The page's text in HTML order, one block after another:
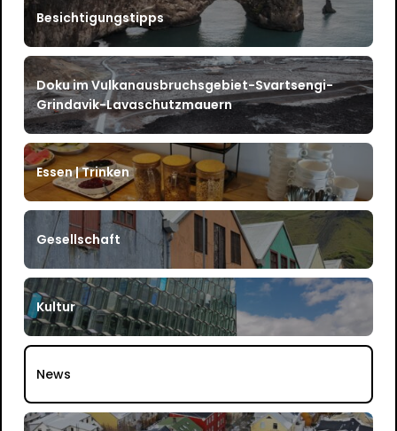
Besichtigungstipps
Doku im Vulkanausbruchsgebiet-Svartsengi-
Grindavik-Lavaschutzmauern
Essen | Trinken
Gesellschaft
Kultur
News